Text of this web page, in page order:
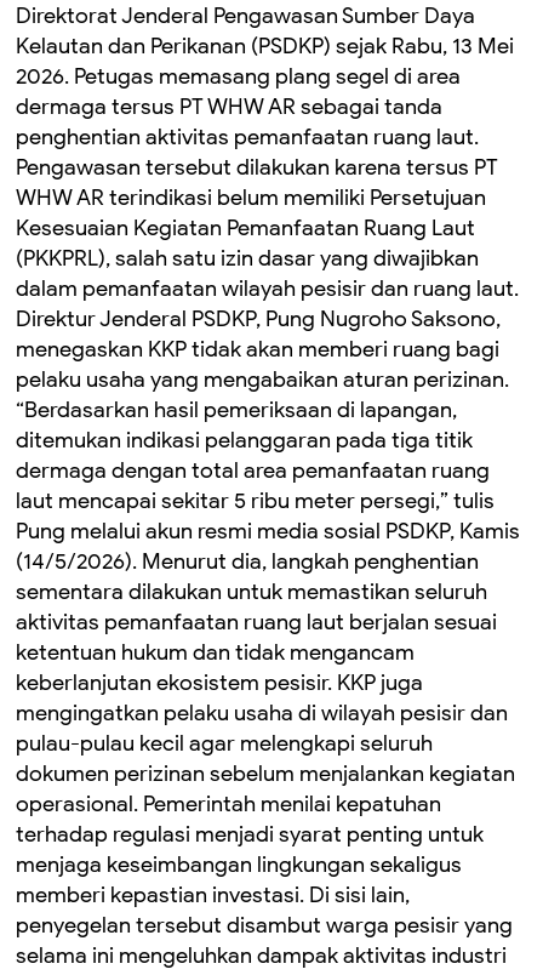
Direktorat Jenderal Pengawasan Sumber Daya
Kelautan dan Perikanan (PSDKP) sejak Rabu, 13 Mei
2026. Petugas memasang plang segel di area
dermaga tersus PT WHW AR sebagai tanda
penghentian aktivitas pemanfaatan ruang laut.
Pengawasan tersebut dilakukan karena tersus PT
WHW AR terindikasi belum memiliki Persetujuan
Kesesuaian Kegiatan Pemanfaatan Ruang Laut
(PKKPRL), salah satu izin dasar yang diwajibkan
dalam pemanfaatan wilayah pesisir dan ruang laut.
Direktur Jenderal PSDKP, Pung Nugroho Saksono,
menegaskan KKP tidak akan memberi ruang bagi
pelaku usaha yang mengabaikan aturan perizinan.
“Berdasarkan hasil pemeriksaan di lapangan,
ditemukan indikasi pelanggaran pada tiga titik
dermaga dengan total area pemanfaatan ruang
laut mencapai sekitar 5 ribu meter persegi,” tulis
Pung melalui akun resmi media sosial PSDKP, Kamis
(14/5/2026). Menurut dia, langkah penghentian
sementara dilakukan untuk memastikan seluruh
aktivitas pemanfaatan ruang laut berjalan sesuai
ketentuan hukum dan tidak mengancam
keberlanjutan ekosistem pesisir. KKP juga
mengingatkan pelaku usaha di wilayah pesisir dan
pulau-pulau kecil agar melengkapi seluruh
dokumen perizinan sebelum menjalankan kegiatan
operasional. Pemerintah menilai kepatuhan
terhadap regulasi menjadi syarat penting untuk
menjaga keseimbangan lingkungan sekaligus
memberi kepastian investasi. Di sisi lain,
penyegelan tersebut disambut warga pesisir yang
selama ini mengeluhkan dampak aktivitas industri